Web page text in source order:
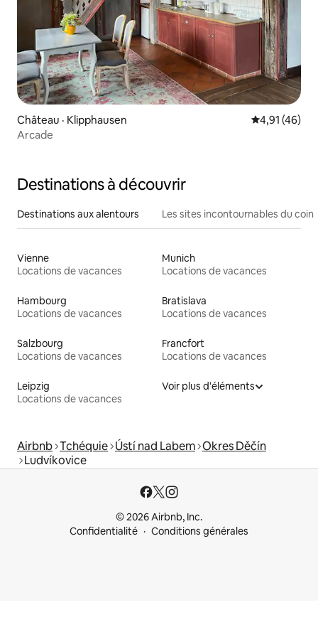
Château · Klipphausen Note
4,91 (46)
Arcade
Destinations à découvrir
Destinations aux alentours Les sites incontournables du coin
Vienne
Locations de vacances
Munich
Locations de vacances
Hambourg
Locations de vacances
Bratislava
Locations de vacances
Salzbourg
Locations de vacances
Francfort
Locations de vacances
Leipzig
Locations de vacances
Voir plus d'éléments
Airbnb Tchéquie Ústí nad Labem Okres Děčín
Ludvíkovice
© 2026 Airbnb, Inc.
Confidentialité
Conditions générales